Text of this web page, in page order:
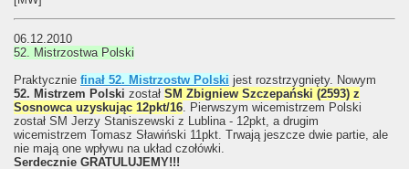
06.12.2010
52. Mistrzostwa Polski
Praktycznie finał 52. Mistrzostw Polski jest rozstrzygnięty. Nowym
52. Mistrzem Polski został SM Zbigniew Szczepański (2593) z
Sosnowca uzyskując 12pkt/16 . Pierwszym wicemistrzem Polski
został SM Jerzy Staniszewski z Lublina - 12pkt, a drugim
wicemistrzem Tomasz Sławiński 11pkt. Trwają jeszcze dwie partie, ale
nie mają one wpływu na układ czołówki.
Serdecznie GRATULUJEMY!!!